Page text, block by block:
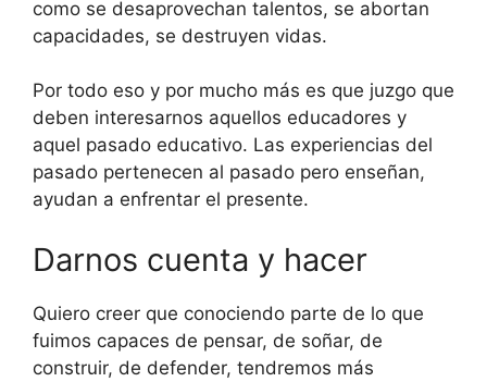
como se desaprovechan talentos, se abortan
capacidades, se destruyen vidas.
Por todo eso y por mucho más es que juzgo que
deben interesarnos aquellos educadores y
aquel pasado educativo. Las experiencias del
pasado pertenecen al pasado pero enseñan,
ayudan a enfrentar el presente.
Darnos cuenta y hacer
Quiero creer que conociendo parte de lo que
fuimos capaces de pensar, de soñar, de
construir, de defender, tendremos más